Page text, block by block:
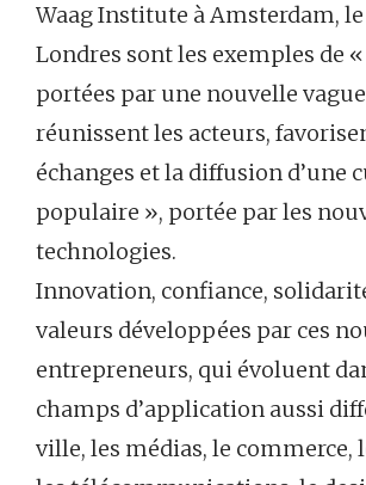
Waag Institute à Amsterdam, le
Londres sont les exemples de «
portées par une nouvelle
réunissent les acteurs,
échanges et la diffusion d’une
populaire », portée par les
technologies.
Innovation, confiance,
valeurs développées par ces
entrepreneurs, qui évoluent
champs d’application aussi
ville, les médias, le commerce,